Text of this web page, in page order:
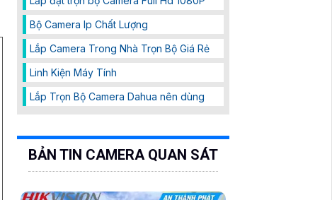
Bộ Camera Ip Chất Lượng
Lắp Camera Trong Nhà Trọn Bộ Giá Rẻ
Linh Kiện Máy Tính
Lắp Trọn Bộ Camera Dahua nên dùng
BẢN TIN CAMERA QUAN SÁT